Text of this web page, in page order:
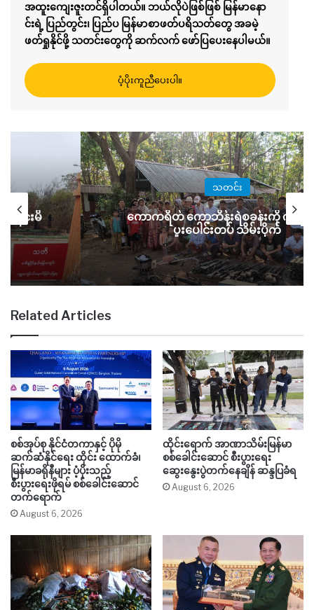
အထူးကျေးဇူးတင်ရှိပါတယ်။ ဘယ်လိုပဲဖြစ်ဖြစ် မြန်မာနော
င်းရဲ့ ပြည်တွင်း၊ ပြည်ပ မြန်မာစာဖတ်ပရိသတ်တွေ အခမဲ့
ဖတ်ရှုနိုင်ဖို့ သတင်းတွေကို ဆက်လက် ဖော်ပြပေးနေပါမယ်။
ပံ့ပိုးကူညီပေးပါ။
းနင်းမိ
သတင်း
ကောကရိတ် ကော့ဘိန်းရဲစခန်းကို ကရင်-
ပူးပေါင်းတပ် သိမ်းပိုက်
Related Articles
စစ်အုပ်စု နိုင်ငံတကာနှင့် ပိုမို
ဆက်ဆံနိုင်ရေး ထိုင်း ထောက်ခံ၊
မြန်မာခရိုနီများ ပံ့ပိုးသည့်
စီးပွားရေးဖိုရမ် စစ်ခေါင်းဆောင်
တက်ရောက်
August 6, 2026
ထိုင်းရောက် အာဏာသိမ်းမြန်မာ
စစ်ခေါင်းဆောင် စီးပွားရေး
ဆွေးနွေးပွဲတက်နေချိန် ဆန္ဒပြခံရ
August 6, 2026